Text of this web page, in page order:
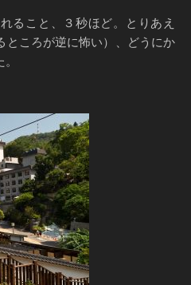
ること、３秒ほど。とりあえ
ところが逆に怖い）、どうにか